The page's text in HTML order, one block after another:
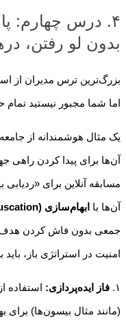
۴. درس چهارم:
بدون لو رفتن،
بزرگ‌ترین ترس مدیران از
اما شما مجبور نیستید تمام
آن‌ها برای پیدا کردن راهی
مسابقه آنلاین برای
آن‌ها با ابهام‌سازی (Obfuscation)
جمعی بدون فاش کردن هدف
امنیت در استراتژی باز،
۱. فاز ایده‌پردازی: استفاده
(مانند مثال بیسون‌ها) برای